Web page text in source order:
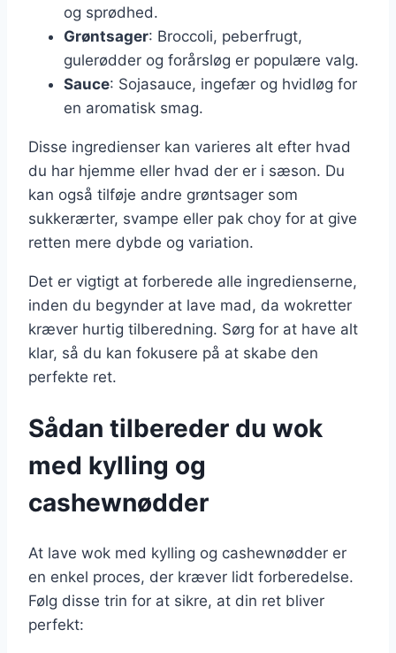
og sprødhed.
Grøntsager: Broccoli, peberfrugt,
gulerødder og forårsløg er populære valg.
Sauce: Sojasauce, ingefær og hvidløg for
en aromatisk smag.
Disse ingredienser kan varieres alt efter hvad
du har hjemme eller hvad der er i sæson. Du
kan også tilføje andre grøntsager som
sukkerærter, svampe eller pak choy for at give
retten mere dybde og variation.
Det er vigtigt at forberede alle ingredienserne,
inden du begynder at lave mad, da wokretter
kræver hurtig tilberedning. Sørg for at have alt
klar, så du kan fokusere på at skabe den
perfekte ret.
Sådan tilbereder du wok
med kylling og
cashewnødder
At lave wok med kylling og cashewnødder er
en enkel proces, der kræver lidt forberedelse.
Følg disse trin for at sikre, at din ret bliver
perfekt: